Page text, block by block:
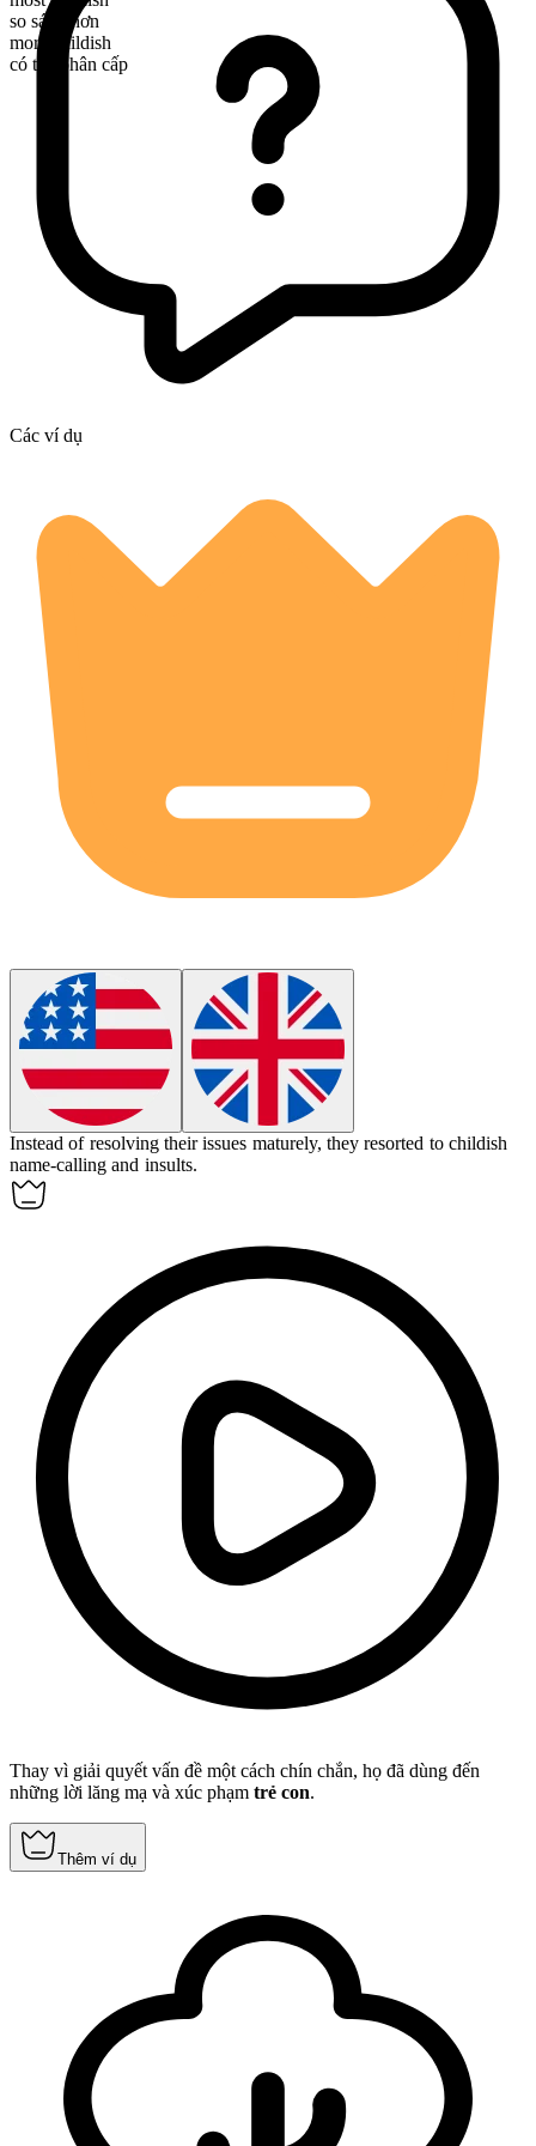
so sánh hơn
more childish
có thể phân cấp
Các ví dụ
Instead of resolving their issues maturely, they resorted to childish
name-calling and insults.
Thay vì giải quyết vấn đề một cách chín chắn, họ đã dùng đến
những lời lăng mạ và xúc phạm trẻ con.
Thêm ví dụ